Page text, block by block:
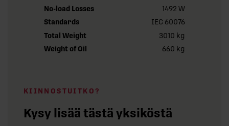
No-load Losses
1492 W
Standards
IEC 60076
Total Weight
3010 kg
Weight of Oil
660 kg
KIINNOSTUITKO?
Kysy lisää tästä yksiköstä